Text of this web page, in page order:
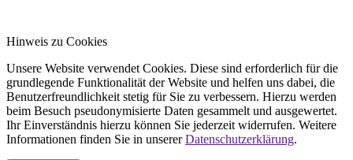
Hinweis zu Cookies
Unsere Website verwendet Cookies. Diese sind erforderlich für die
grundlegende Funktionalität der Website und helfen uns dabei, die
Benutzerfreundlichkeit stetig für Sie zu verbessern. Hierzu werden
beim Besuch pseudonymisierte Daten gesammelt und ausgewertet.
Ihr Einverständnis hierzu können Sie jederzeit widerrufen. Weitere
Informationen finden Sie in unsererDatenschutzerklärung.